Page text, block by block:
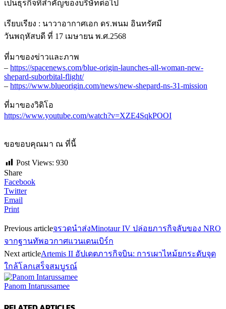
เป็นธุรกิจที่สำคัญของบริษัทต่อไป
เรียบเรียง : นาวาอากาศเอก ดร.พนม อินทรัศมี
วันพฤหัสบดี ที่ 17 เมษายน พ.ศ.2568
ที่มาของข่าวและภาพ
– https://spacenews.com/blue-origin-launches-all-woman-new-
shepard-suborbital-flight/
– https://www.blueorigin.com/news/new-shepard-ns-31-mission
ที่มาของวิดิโอ
https://www.youtube.com/watch?v=XZE4SqkPOOI
ขอขอบคุณมา ณ ที่นี้
Post Views: 930
Share
Facebook
Twitter
Email
Print
Previous articleจรวดนำส่งMinotaur IV ปล่อยภารกิจลับของ NRO
จากฐานทัพอวกาศแวนเดนเบิร์ก
Next articleArtemis II อัปเดตภารกิจบิน: การเผาไหม้ยกระดับจุด
ใกล้โลกเสร็จสมบูรณ์
Panom Intarussamee